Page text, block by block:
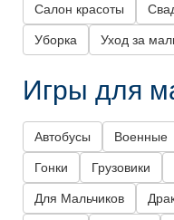
Салон красоты
Уборка Уход за
Игры для
Автобусы Военные
Гонки Грузовики
Для Мальчиков